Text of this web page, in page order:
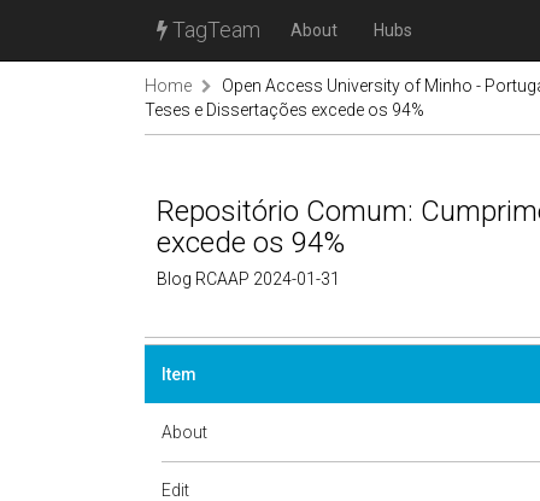
TagTeam About Hubs
Home
Open Access University of Minho -
Teses e Dissertações excede os 94%
Repositório Comum:
excede os 94%
Blog RCAAP 2024-01-31
Item
About
Edit